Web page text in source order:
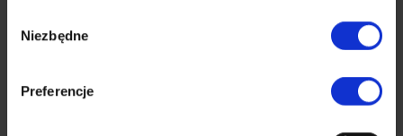
zgody
Niezbędne
Preferencje
Wyrażam zgodę na otrzymywanie od BOZ Development Sp.
z o.o. Sp.k. informacji handlowych drogą elektroniczną (e-mail),
Wyrażam zgodę na kontakt telefoniczny lub SMS w celu
przedstawienia oferty handlowej przez BOZ Development Sp. z